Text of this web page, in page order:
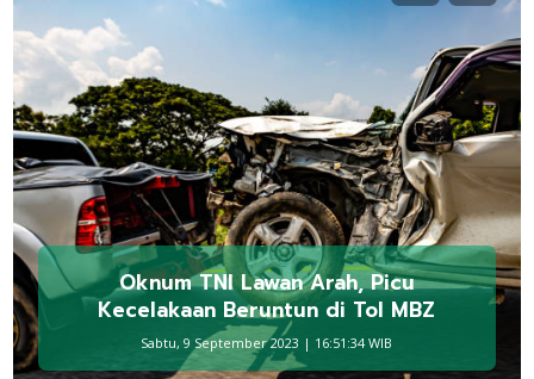
Oknum TNI Lawan Arah, Picu
Kecelakaan Beruntun di Tol MBZ
Sabtu, 9 September 2023 | 16:51:34 WIB